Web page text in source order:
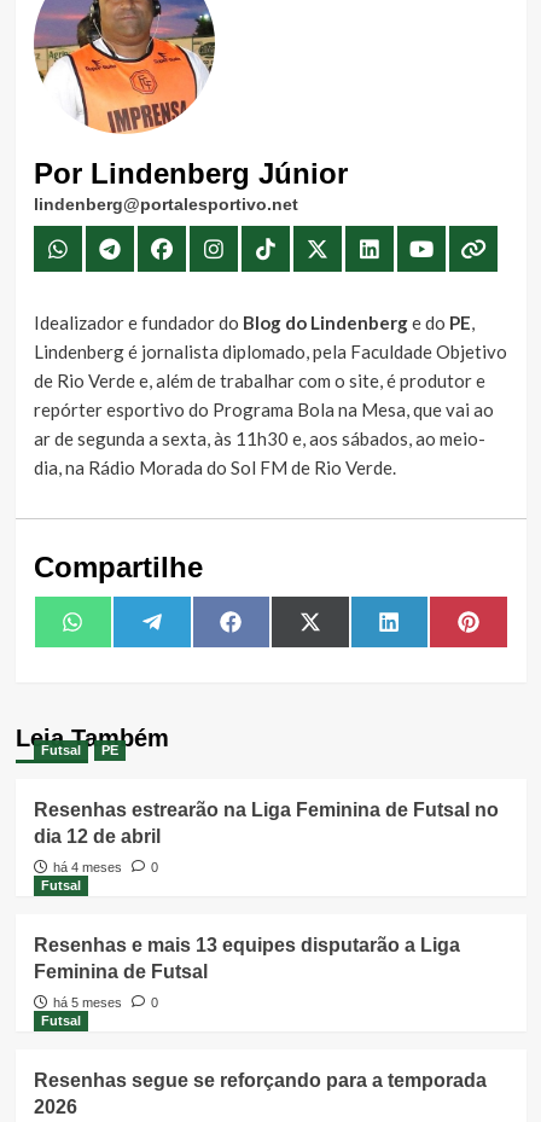
Por Lindenberg Júnior
lindenberg@portalesportivo.net
Idealizador e fundador do Blog do Lindenberge do PE,
Lindenberg é jornalista diplomado, pela Faculdade Objetivo
de Rio Verde e, além de trabalhar com o site, é produtor e
repórter esportivo do Programa Bola na Mesa, que vai ao
ar de segunda a sexta, às 11h30 e, aos sábados, ao meio-
dia, na Rádio Morada do Sol FM de Rio Verde.
Compartilhe
Share
on
WhatsAppShare
on
TelegramShare
on
FacebookShare
on
X
(Twitter)
Share
on
LinkedIn Share
on
Leia Também
Futsal PE
Resenhas estrearão na Liga Feminina de Futsal no
dia 12 de abril
há 4 meses
0
Futsal
Resenhas e mais 13 equipes disputarão a Liga
Feminina de Futsal
há 5 meses
0
Futsal
Resenhas segue se reforçando para a temporada
2026